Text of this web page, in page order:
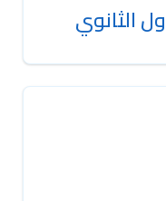
الثانوي